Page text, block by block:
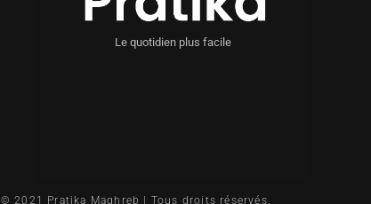
Le quotidien plus facile
© 2021 Pratika Maghreb | Tous droits réservés.